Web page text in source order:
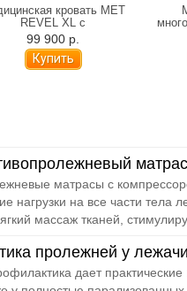
кровать MET
REVEL XL с
электроприводом,
и туалетом
(120 см)
99 900 р.
матрасы с
нагрузки на все части тела
массаж тканей,
пролежней у
дает